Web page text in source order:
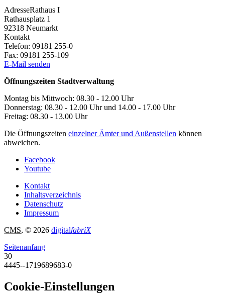
AdresseRathaus I
Rathausplatz 1
92318 Neumarkt
Kontakt
Telefon: 09181 255-0
Fax: 09181 255-109
E-Mail senden
Öffnungszeiten Stadtverwaltung
Montag bis Mittwoch: 08.30 - 12.00 Uhr
Donnerstag: 08.30 - 12.00 Uhr und 14.00 - 17.00 Uhr
Freitag: 08.30 - 13.00 Uhr
Die Öffnungszeiten einzelner Ämter und Außenstellen können
abweichen.
Facebook
Youtube
Kontakt
Inhaltsverzeichnis
Datenschutz
Impressum
CMS, © 2026 digitalfabriX
Seitenanfang
30
4445--1719689683-0
Cookie-Einstellungen